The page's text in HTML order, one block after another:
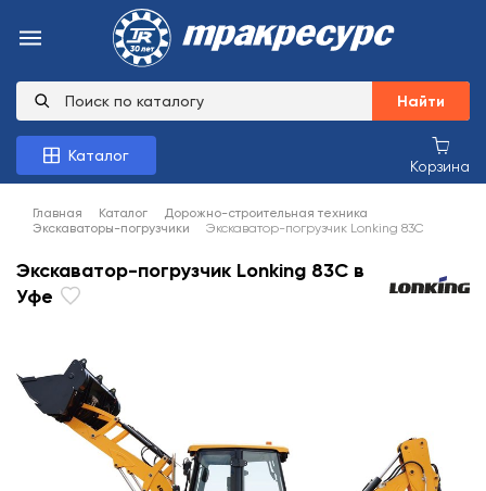
Найти
Каталог
Корзина
Главная Каталог
Дорожно-строительная техника
Экскаваторы-погрузчики
Экскаватор-погрузчик Lonking 83C
Экскаватор-погрузчик Lonking 83C в
Уфе